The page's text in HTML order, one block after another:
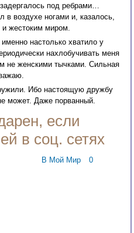
под ребрами…
в воздухе ногами и, казалось,
жестоким миром.
настолько хватило у
нахлобучивать меня
не женскими тычками. Сильная
Ибо настоящую дружбу
может. Даже порванный.
если
в соц. сетях
В Мой Мир
0